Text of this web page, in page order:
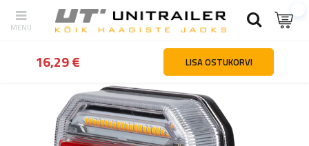
tagasi Kodu Tagatuled Tagatuli TT
16,29 € LISA OSTUKORVI